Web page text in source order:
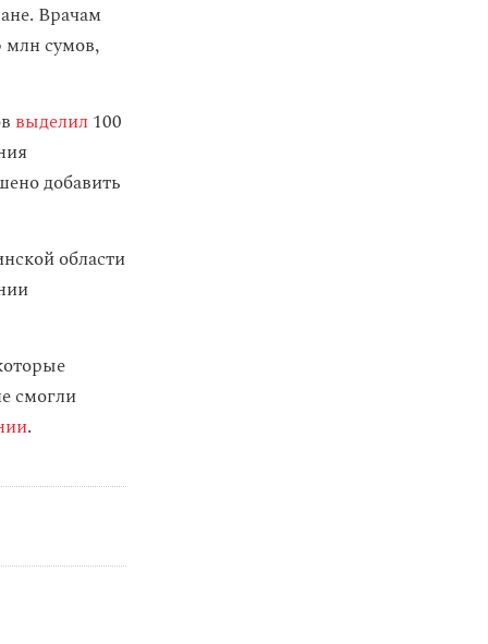
Врачам
млн сумов,
выделил 100
добавить
области
смогли
.